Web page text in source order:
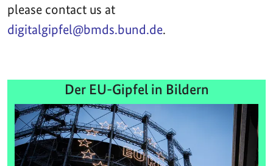
please contact us at
digitalgipfel@bmds.bund.de.
Der EU-Gipfel in Bildern